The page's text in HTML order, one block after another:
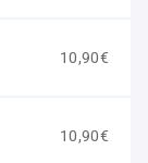
10,90€
10,90€